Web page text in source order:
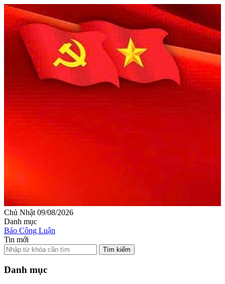
Chủ Nhật 09/08/2026
Danh mục
Báo Công Luận
Tin mới
Tìm kiếm
Danh mục